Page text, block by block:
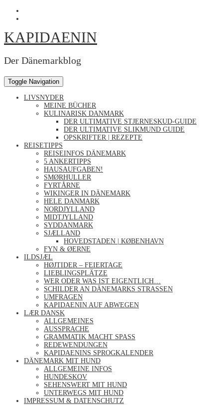
auf
Facebook
kapidaenin
auf
anzeigen
KAPIDAENIN
Der Dänemarkblog
Toggle Navigation
LIVSNYDER
MEINE BÜCHER
KULINARISK DANMARK
DER ULTIMATIVE STJERNESKUD-GUIDE
DER ULTIMATIVE SLIKMUND GUIDE
OPSKRIFTER | REZEPTE
REISETIPPS
REISEINFOS DÄNEMARK
5 ANKERTIPPS
HAUSAUFGABEN!
SMØRHULLER
FYRTÅRNE
WIKINGER IN DÄNEMARK
HELE DANMARK
NORDJYLLAND
MIDTJYLLAND
SYDDANMARK
SJÆLLAND
HOVEDSTADEN | KØBENHAVN
FYN & ØERNE
ILDSJÆL
HØJTIDER – FEIERTAGE
LIEBLINGSPLÄTZE
WER ODER WAS IST EIGENTLICH…
SCHILDER AN DÄNEMARKS STRASSEN
UMFRAGEN
KAPIDAENIN AUF ABWEGEN
LÆR DANSK
ALLGEMEINES
AUSSPRACHE
GRAMMATIK MACHT SPASS
REDEWENDUNGEN
KAPIDAENINS SPROGKALENDER
DÄNEMARK MIT HUND
ALLGEMEINE INFOS
HUNDESKOV
SEHENSWERT MIT HUND
UNTERWEGS MIT HUND
IMPRESSUM & DATENSCHUTZ